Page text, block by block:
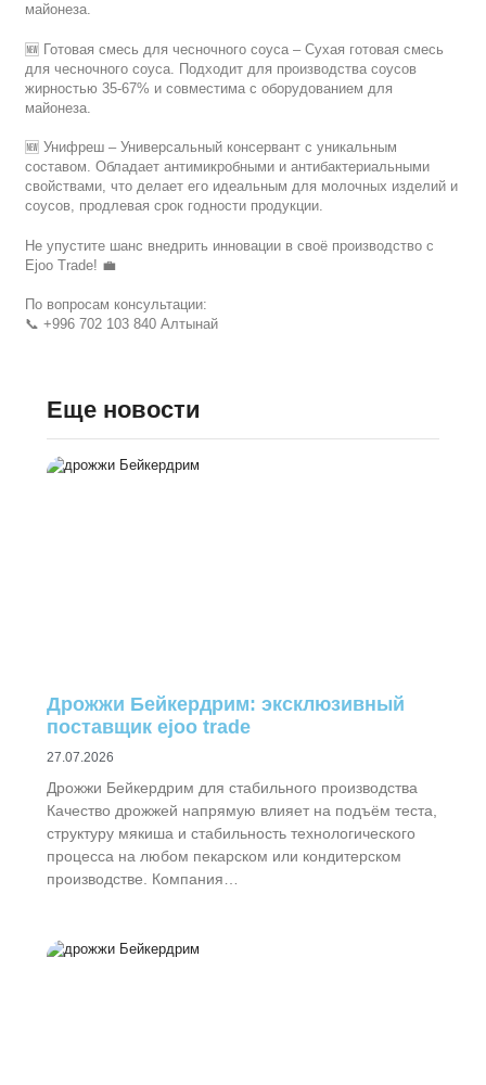
майонеза.
🆕 Готовая смесь для чесночного соуса – Сухая готовая смесь
для чесночного соуса. Подходит для производства соусов
жирностью 35-67% и совместима с оборудованием для
майонеза.
🆕 Унифреш – Универсальный консервант с уникальным
составом. Обладает антимикробными и антибактериальными
свойствами, что делает его идеальным для молочных изделий и
соусов, продлевая срок годности продукции.
Не упустите шанс внедрить инновации в своё производство с
Ejoo Trade! 💼
По вопросам консультации:
📞 +996 702 103 840 Алтынай
Еще новости
Дрожжи Бейкердрим: эксклюзивный
поставщик ejoo trade
27.07.2026
Дрожжи Бейкердрим для стабильного производства
Качество дрожжей напрямую влияет на подъём теста,
структуру мякиша и стабильность технологического
процесса на любом пекарском или кондитерском
производстве. Компания…